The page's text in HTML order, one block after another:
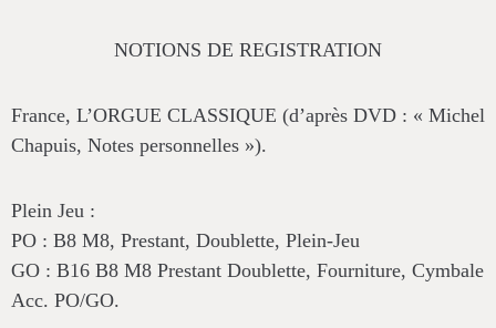
NOTIONS DE REGISTRATION
France, L’ORGUE CLASSIQUE (d’après DVD : « Michel
Chapuis, Notes personnelles »).
Plein Jeu :
PO : B8 M8, Prestant, Doublette, Plein-Jeu
GO : B16 B8 M8 Prestant Doublette, Fourniture, Cymbale
Acc. PO/GO.